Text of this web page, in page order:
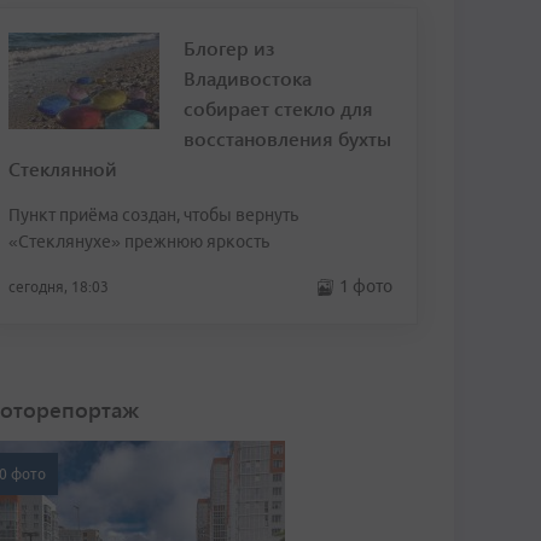
Блогер из
Владивостока
собирает стекло для
восстановления бухты
Стеклянной
Пункт приёма создан, чтобы вернуть
«Стеклянухе» прежнюю яркость
сегодня, 18:03 1 фото
фото